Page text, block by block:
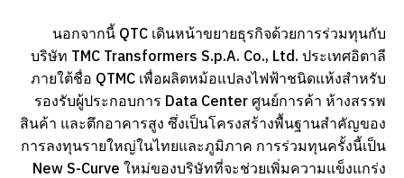
นอกจากนี้ QTC เดินหน้าขยายธุรกิจด้วยการร่วมทุนกับ
บริษัท TMC Transformers S.p.A. Co., Ltd. ประเทศอิตาลี
ภายใต้ชื่อ QTMC เพื่อผลิตหม้อแปลงไฟฟ้าชนิดแห้งสำหรับ
รองรับผู้ประกอบการ Data Center ศูนย์การค้า ห้างสรรพ
สินค้า และตึกอาคารสูง ซึ่งเป็นโครงสร้างพื้นฐานสำคัญของ
การลงทุนรายใหญ่ในไทยและภูมิภาค การร่วมทุนครั้งนี้เป็น
New S-Curve ใหม่ของบริษัทที่จะช่วยเพิ่มความแข็งแกร่ง